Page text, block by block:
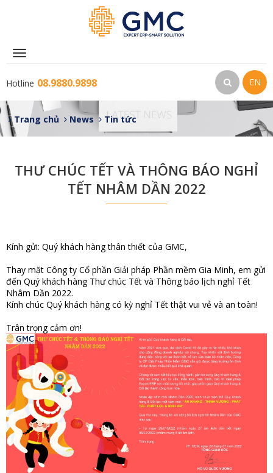
Toggle
Hotline 08.9880.9898 EN
Trang chủ News Tin tức
THƯ CHÚC TẾT VÀ THÔNG BÁO NGHỈ
TẾT NHÂM DẦN 2022
Kính gửi: Quý khách hàng thân thiết của GMC,
Thay mặt Công ty Cổ phần Giải pháp Phần mềm Gia Minh, em gửi
đến Quý khách hàng Thư chúc Tết và Thông báo lịch nghỉ Tết
Nhâm Dần 2022.
Kính chúc Quý khách hàng có kỳ nghỉ Tết thật vui vẻ và an toàn!
Trân trọng cảm ơn!